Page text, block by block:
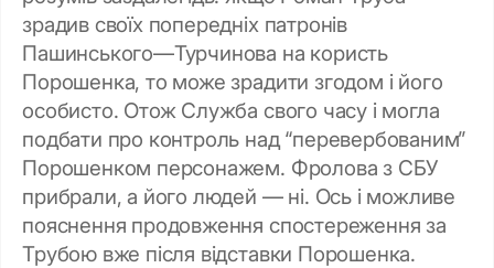
зрадив своїх попередніх патронів
Пашинського—Турчинова на користь
Порошенка, то може зрадити згодом і його
особисто. Отож Служба свого часу і могла
подбати про контроль над “перевербованим”
Порошенком персонажем. Фролова з СБУ
прибрали, а його людей — ні. Ось і можливе
пояснення продовження спостереження за
Трубою вже після відставки Порошенка.